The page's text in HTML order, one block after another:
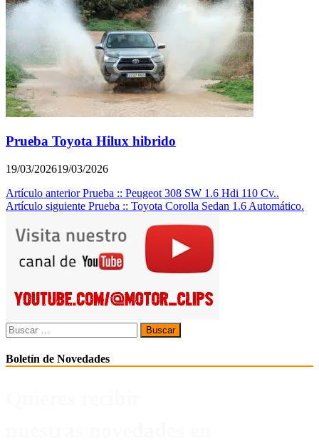
Prueba Toyota Hilux hibrido
19/03/202619/03/2026
Navegación
de
entradas
Artículo anterior Prueba :: Peugeot 308 SW 1.6 Hdi 110 Cv..
Artículo siguiente Prueba :: Toyota Corolla Sedan 1.6 Automático.
Buscar:
Boletín de Novedades